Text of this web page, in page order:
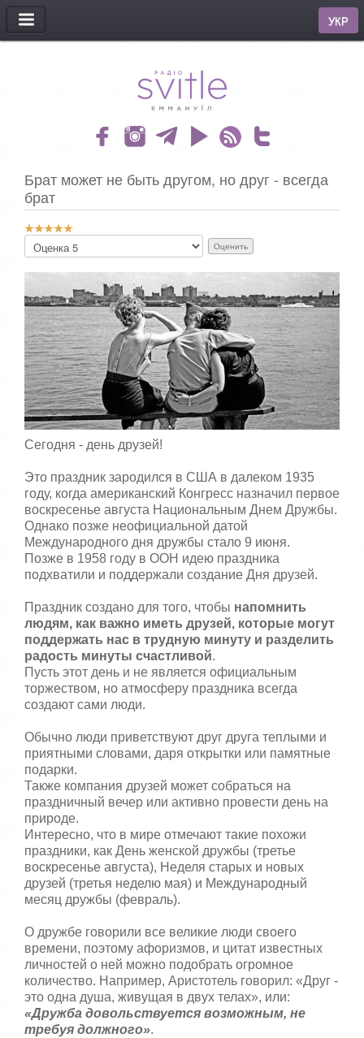
МЕНЮ
УКР
Брат может не быть другом, но друг - всегда
брат
Р
й
т
н
г
:
5
/
5
о
ж
л
у
й
с
т
а
,
о
ц
е
н
т
е
Сегодня - день друзей!
Это праздник зародился в США в далеком 1935
году, когда американский Конгресс назначил первое
воскресенье августа Национальным Днем Дружбы.
Однако позже неофициальной датой
Международного дня дружбы стало 9 июня.
Позже в 1958 году в ООН идею праздника
подхватили и поддержали создание Дня друзей.
Праздник создано для того, чтобы напомнить
людям, как важно иметь друзей, которые могут
поддержать нас в трудную минуту и ​​разделить
радость минуты счастливой.
Пусть этот день и не является официальным
торжеством, но атмосферу праздника всегда
создают сами люди.
Обычно люди приветствуют друг друга теплыми и
приятными словами, даря открытки или памятные
подарки.
Также компания друзей может собраться на
праздничный вечер или активно провести день на
природе.
Интересно, что в мире отмечают такие похожи
праздники, как День женской дружбы (третье
воскресенье августа), Неделя старых и новых
друзей (третья неделю мая) и Международный
месяц дружбы (февраль).
О дружбе говорили все великие люди своего
времени, поэтому афоризмов, и цитат известных
личностей о ней можно подобрать огромное
количество. Например, Аристотель говорил: «Друг -
это одна душа, живущая в двух телах», или:
«Дружба довольствуется возможным, не
требуя должного».